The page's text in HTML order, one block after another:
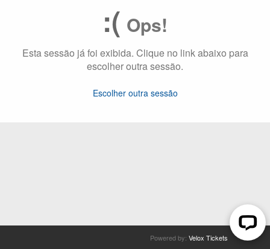
:( Ops!
Esta sessão já foi exibida. Clique no link abaixo para
escolher outra sessão.
Escolher outra sessão
Powered by: Velox Tickets